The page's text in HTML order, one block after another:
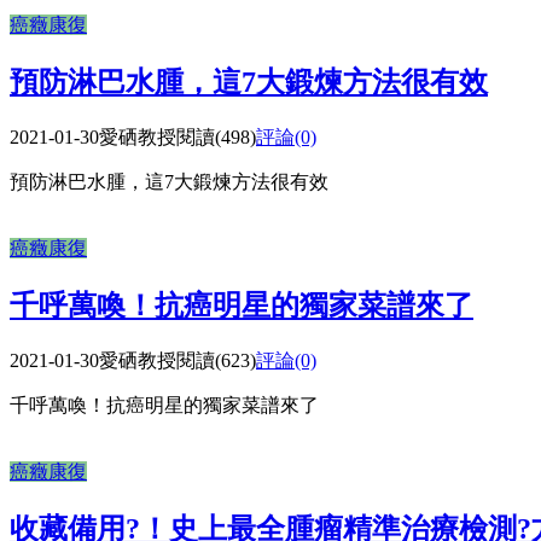
癌癥康復
預防淋巴水腫，這7大鍛煉方法很有效
2021-01-30愛硒教授閱讀(498)評論(0)
預防淋巴水腫，這7大鍛煉方法很有效
癌癥康復
千呼萬喚！抗癌明星的獨家菜譜來了
2021-01-30愛硒教授閱讀(623)評論(0)
千呼萬喚！抗癌明星的獨家菜譜來了
癌癥康復
收藏備用?！史上最全腫瘤精準治療檢測?